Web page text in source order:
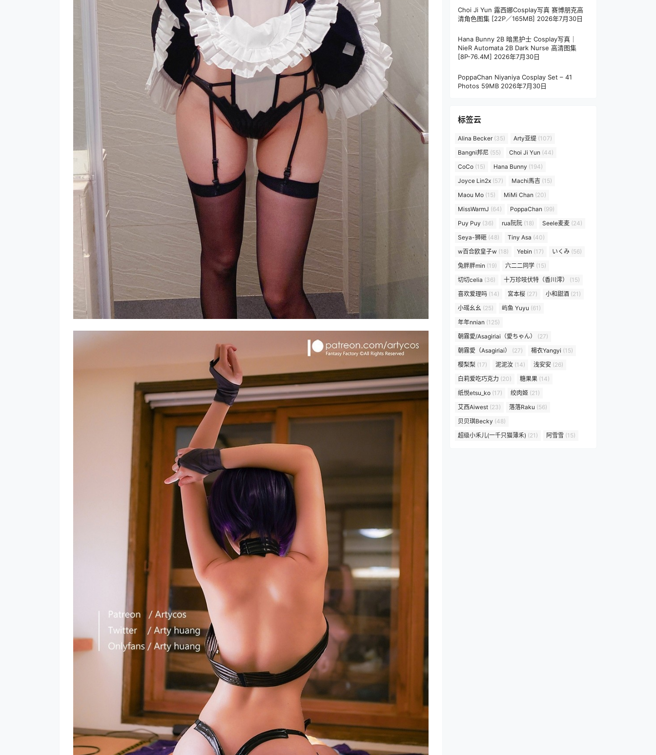
Choi Ji Yun 露西娜Cosplay写真 赛博朋克高
清角色图集 [22P／165MB] 2026年7月30日
Hana Bunny 2B 暗黑护士 Cosplay写真｜
NieR Automata 2B Dark Nurse 高清图集
[8P-76.4M] 2026年7月30日
PoppaChan Niyaniya Cosplay Set – 41
Photos 59MB 2026年7月30日
标签云
Alina Becker(35) Arty亚缇 (107)
Bangni邦尼 (55) Choi Ji Yun (44)
CoCo (15) Hana Bunny (194)
Joyce Lin2x (57) Machi馬吉 (15)
Maou Mo (15) MiMi Chan (20)
MissWarmJ (64) PoppaChan (99)
Puy Puy (36) rua阮阮 (18) Seele麦麦 (24)
Seya-狮砸 (48) Tiny Asa (40)
w百合欧皇子w (18) Yebin (17) いくみ (56)
兔胖胖min (19) 六二二同学 (15)
切切celia (36) 十万珍吱伏特（香川澪）
(15)
喜欢爱理吗 (14) 宮本桜 (27) 小和甜酒 (21)
小瑶幺幺 (25) 屿鱼 Yuyu (61)
年年nnian (125)
朝霧愛/Asagiriai（愛ちゃん）
(27)
朝霧愛（Asagiriai）
(27) 楊衣Yangyi (15)
樱梨梨 (17) 泥泥汝 (14) 浅安安 (26)
白莉爱吃巧克力 (20) 糖果果 (14)
纸悦etsu_ko (17) 绞肉姬 (21)
艾西Aiwest (23) 落落Raku (56)
贝贝琪Becky (48)
超级小禾儿(一千只猫薄禾) (21) 阿雪雪 (15)